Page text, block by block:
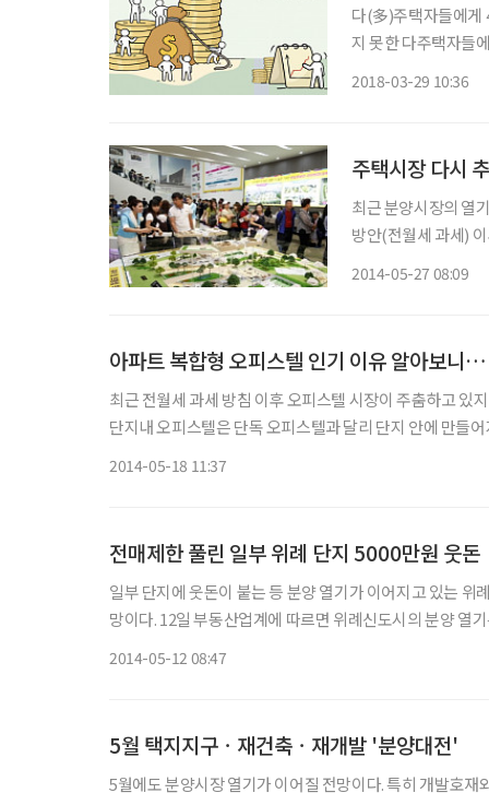
다(多)주택자들에게
지 못한 다주택자들
2018-03-29 10:36
최근 분양시장의 열기가 점차
방안(전월세 과세)
2014-05-27 08:09
아파트 복합형 오피스텔 인기 이유 알아보니…
최근 전월세 과세 방침 이후 오피스텔 시장이 주춤하고 있지
단지내 오피스텔은 단독 오피스텔과 달리 단지 안에 만들
2014-05-18 11:37
전매제한 풀린 일부 위례 단지 5000만원 웃돈
일부 단지에 웃돈이 붙는 등 분양 열기가 이어지고 있는
망이다. 12일 부동산업계에 따르면 위례신도시의 분양 열기는 지난해에 이어 올해에도 이어지고 있다. 실제 지난 2월 올해 위례신도
2014-05-12 08:47
5월 택지지구ㆍ재건축ㆍ재개발 '분양대전'
5월에도 분양시장 열기가 이어질 전망이다. 특히 개발호